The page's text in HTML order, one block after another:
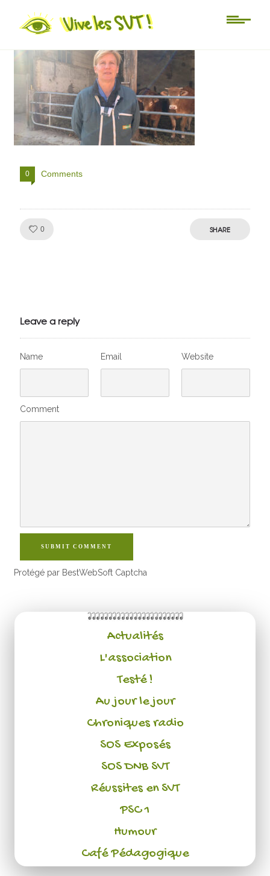
IMG_9302
0 Comments
0 SHARE
Leave a reply
Name Email Website
Comment
SUBMIT COMMENT
Protégé par BestWebSoft Captcha
Actualités
L'association
Testé !
Au jour le jour
Chroniques radio
SOS Exposés
SOS DNB SVT
Réussites en SVT
PSC 1
Humour
Café Pédagogique